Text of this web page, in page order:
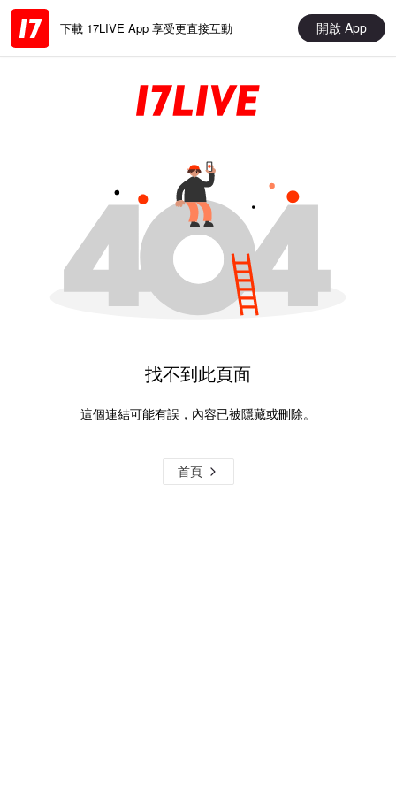
下載 17LIVE App 享受更直接互動 開啟 App
找不到此頁面
這個連結可能有誤，內容已被隱藏或刪除。
首頁